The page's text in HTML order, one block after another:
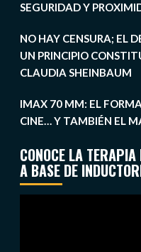
SEGURIDAD Y
NO HAY CENSURA; EL
UN PRINCIPIO
CLAUDIA SHEINBAUM
IMAX 70 MM: EL
CINE… Y TAMBIÉN EL
CONOCE LA TERAPIA
A BASE DE